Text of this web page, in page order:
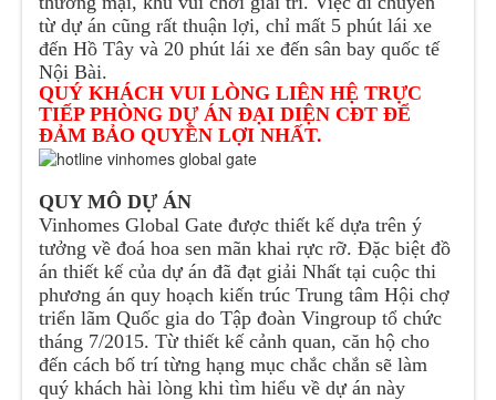
từ dự án cũng rất thuận lợi, chỉ mất 5 phút lái xe
đến Hồ Tây và 20 phút lái xe đến sân bay quốc tế
Nội Bài.
QUÝ KHÁCH VUI LÒNG LIÊN HỆ TRỰC
TIẾP PHÒNG DỰ ÁN ĐẠI DIỆN CĐT ĐỂ
ĐẢM BẢO QUYỀN LỢI NHẤT.
QUY MÔ DỰ ÁN
Vinhomes Global Gate được thiết kế dựa trên ý
tưởng về đoá hoa sen mãn khai rực rỡ. Đặc biệt đồ
án thiết kế của dự án đã đạt giải Nhất tại cuộc thi
phương án quy hoạch kiến trúc Trung tâm Hội chợ
triển lãm Quốc gia do Tập đoàn Vingroup tổ chức
tháng 7/2015. Từ thiết kế cảnh quan, căn hộ cho
đến cách bố trí từng hạng mục chắc chắn sẽ làm
quý khách hài lòng khi tìm hiểu về dự án này